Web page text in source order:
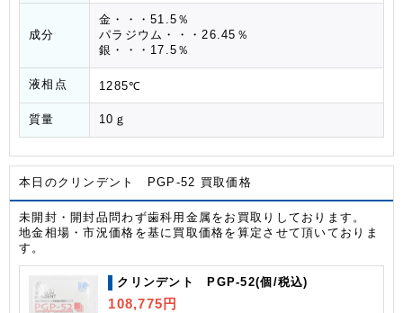
成分
金・・・51.5％
パラジウム・・・26.45％
銀・・・17.5％
液相点 1285℃
質量 10ｇ
本日のクリンデント PGP-52 買取価格
未開封・開封品問わず歯科用金属をお買取りしております。
地金相場・市況価格を基に買取価格を算定させて頂いておりま
す。
クリンデント PGP-52(個/税込)
108,775円